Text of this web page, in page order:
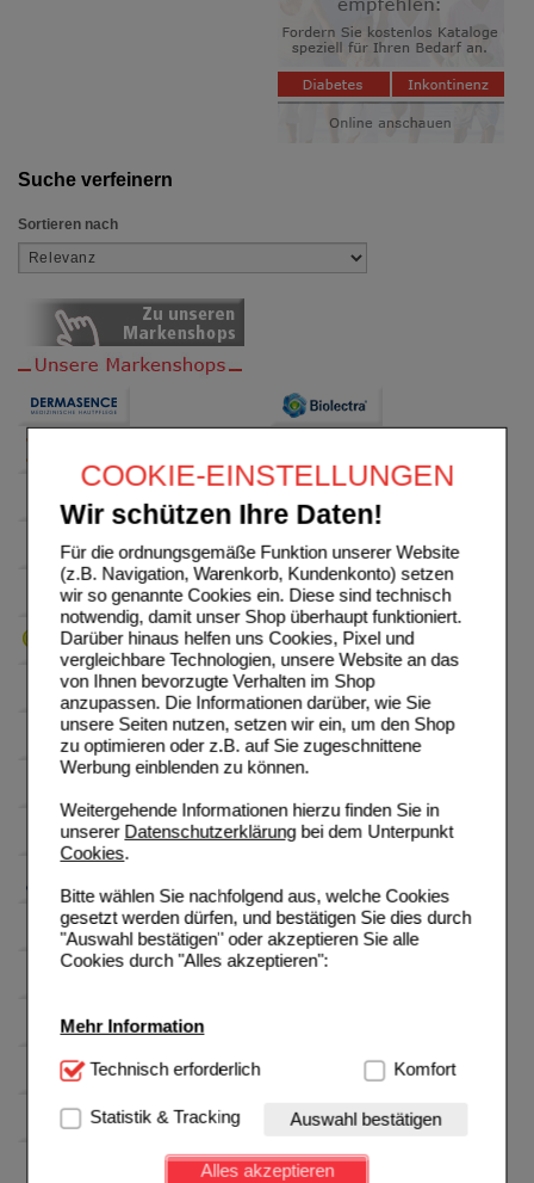
COOKIE-EINSTELLUNGEN
Wir schützen Ihre Daten!
Für die ordnungsgemäße Funktion unserer Website
(z.B. Navigation, Warenkorb, Kundenkonto) setzen
wir so genannte Cookies ein. Diese sind technisch
notwendig, damit unser Shop überhaupt funktioniert.
Darüber hinaus helfen uns Cookies, Pixel und
vergleichbare Technologien, unsere Website an das
von Ihnen bevorzugte Verhalten im Shop
anzupassen. Die Informationen darüber, wie Sie
unsere Seiten nutzen, setzen wir ein, um den Shop
zu optimieren oder z.B. auf Sie zugeschnittene
Werbung einblenden zu können.
Weitergehende Informationen hierzu finden Sie in
unserer Datenschutzerklärungbei dem Unterpunkt
Cookies.
Bitte wählen Sie nachfolgend aus, welche Cookies
gesetzt werden dürfen, und bestätigen Sie dies durch
"Auswahl bestätigen" oder akzeptieren Sie alle
Cookies durch "Alles akzeptieren":
Mehr Information
Technisch Notwendig:Hierbei handelt es sich um
Website notwendig sind (z.B. Navigation, Warenkorb,
Kundenkonto), weshalb auf diese nicht verzichtet
werden kann.
Technisch erforderlich Komfort
Statistik & Tracking Auswahl bestätigen
Alles akzeptieren
Suche verfeinern
Sortieren nach